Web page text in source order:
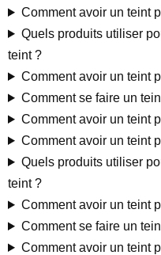
Comment avoir un teint
Quels produits utiliser
teint ?
Comment avoir un teint
Comment se faire un
Comment avoir un teint
Comment avoir un teint
Quels produits utiliser
teint ?
Comment avoir un teint
Comment se faire un
Comment avoir un teint